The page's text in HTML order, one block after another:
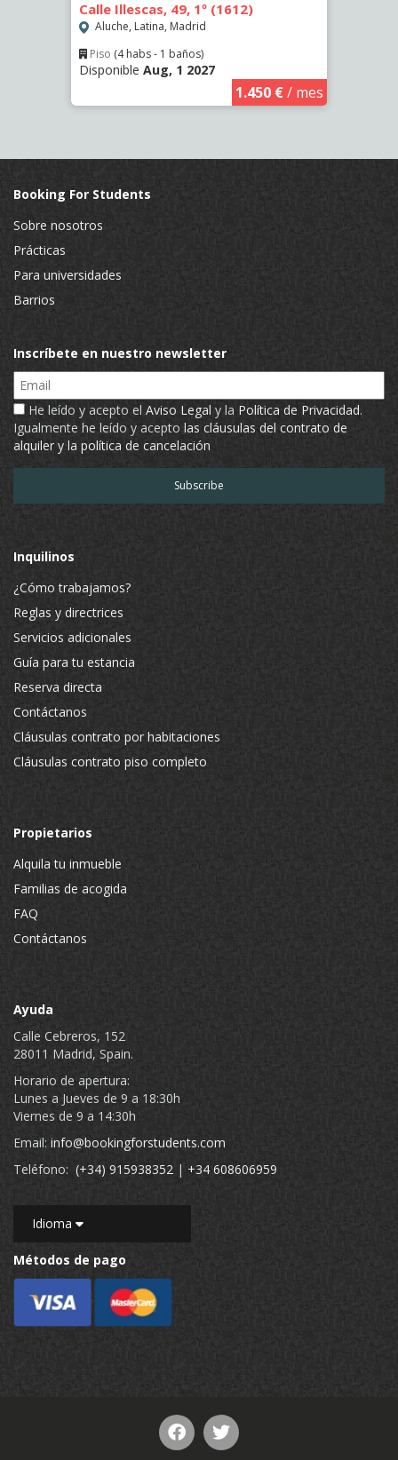
Calle Illescas, 49, 1º (1612)
Aluche, Latina, Madrid
Piso (4 habs - 1 baños)
Disponible Aug, 1 2027
1.450 €/ mes
Booking For Students
Sobre nosotros
Prácticas
Para universidades
Barrios
Inscríbete en nuestro newsletter
Email
He leído y acepto el Aviso Legal y la Política de Privacidad.
Igualmente he leído y acepto las cláusulas del contrato de
alquiler y la política de cancelación
Inquilinos
¿Cómo trabajamos?
Reglas y directrices
Servicios adicionales
Guía para tu estancia
Reserva directa
Contáctanos
Cláusulas contrato por habitaciones
Cláusulas contrato piso completo
Propietarios
Alquila tu inmueble
Familias de acogida
FAQ
Contáctanos
Ayuda
Calle Cebreros, 152
28011 Madrid, Spain.
Horario de apertura:
Lunes a Jueves de 9 a 18:30h
Viernes de 9 a 14:30h
Email: info@bookingforstudents.com
Teléfono: (+34) 915938352 | +34 608606959
Idioma
Métodos de pago